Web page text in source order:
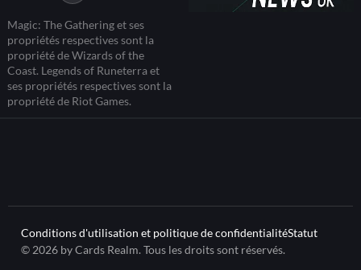
Magic: The Gathering et ses
propriétés respectives sont la
propriété de Wizards of the
Coast. Legends of Runeterra et
ses propriétés respectives sont la
propriété de Riot Games.
Conditions d'utilisation et politique de confidentialitéStatut
© 2026 by Cards Realm. Tous les droits sont réservés.